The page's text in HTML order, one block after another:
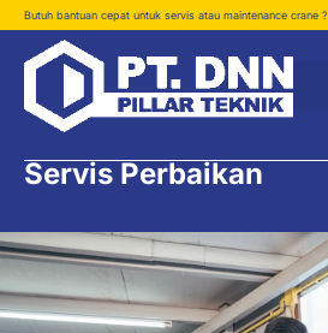
Butuh bantuan cepat untuk servis atau maintenance crane ?
Servis Perbaikan